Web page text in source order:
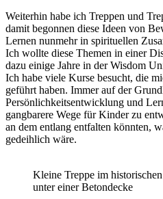
Weiterhin habe ich Treppen und
damit begonnen diese Ideen von
Lernen nunmehr in spirituellen
Ich wollte diese Themen in einer
dazu einige Jahre in der Wisdom
Ich habe viele Kurse besucht, die
geführt haben. Immer auf der
Persönlichkeitsentwicklung und
gangbarere Wege für Kinder zu
an dem entlang entfalten könnten,
gedeihlich wäre.
Kleine Treppe im
unter einer Betondecke